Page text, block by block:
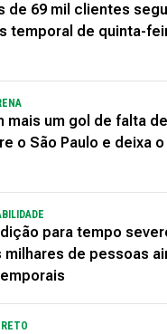
de 69 mil clientes
temporal de quinta-
mais um gol de falta
o São Paulo e deixa
para tempo
milhares de pessoas